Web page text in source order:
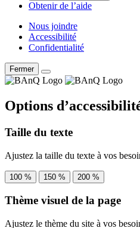
Obtenir de l’aide
Nous joindre
Accessibilité
Confidentialité
Fermer
Options
Taille du texte
Ajustez la taille du texte à vos
100 % 150 % 200 %
Thème visuel de la page
Ajustez le thème du site à vos